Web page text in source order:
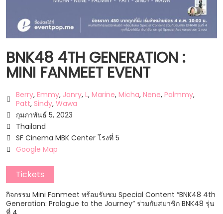
BNK48 4TH GENERATION :
MINI FANMEET EVENT
Berry, Emmy, Janry, L, Marine, Micha, Nene, Palmmy,
Patt, Sindy, Wawa
กุมภาพันธ์ 5, 2023
Thailand
SF Cinema MBK Center โรงที่ 5
Google Map
Tickets
กิจกรรม Mini Fanmeet พร้อมรับชม Special Content “BNK48 4th
Generation: Prologue to the Journey” ร่วมกับสมาชิก BNK48 รุ่น